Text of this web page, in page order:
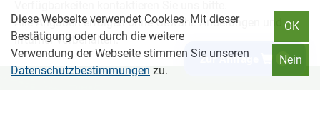
Alle Angaben erfolgen ohne Gewähr. Änderungen und
Irrtümer vorbehalten.
Diese Webseite verwendet Cookies. Mit dieser
Bestätigung oder durch die weitere
Verwendung der Webseite stimmen Sie unseren
Datenschutzbestimmungen zu.
OK
Nein
Zur Anfrage 0